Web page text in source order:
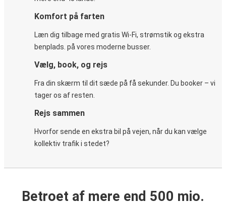
Komfort på farten
Læn dig tilbage med gratis Wi-Fi, strømstik og ekstra
benplads. på vores moderne busser.
Vælg, book, og rejs
Fra din skærm til dit sæde på få sekunder. Du booker – vi
tager os af resten.
Rejs sammen
Hvorfor sende en ekstra bil på vejen, når du kan vælge
kollektiv trafik i stedet?
Betroet af mere end 500 mio.